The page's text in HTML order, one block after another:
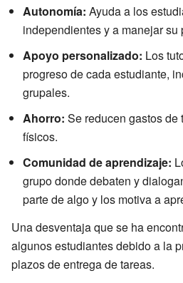
Autonomía: Ayuda a los
independientes y a manejar
Apoyo personalizado: Los
progreso de cada estudiante,
grupales.
Ahorro: Se reducen gastos de
físicos.
Comunidad de aprendizaje:
grupo donde debaten y
parte de algo y los motiva a
Una desventaja que se ha
algunos estudiantes debido a la
plazos de entrega de tareas.